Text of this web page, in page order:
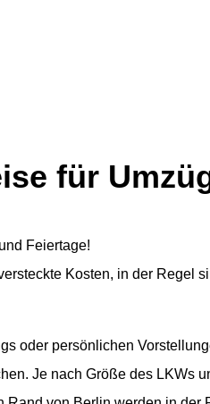
für
Feiertage!
Kosten, in der Regel
oder persönlichen
Je nach Größe des LKWs